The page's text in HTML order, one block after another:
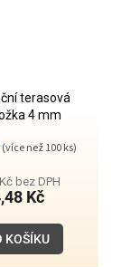
terasová
4 mm
(více než 100 ks)
bez DPH
Kč
KOŠÍKU